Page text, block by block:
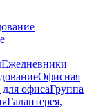
Ежедневники
Офисная
офисаГруппа
Галантерея,